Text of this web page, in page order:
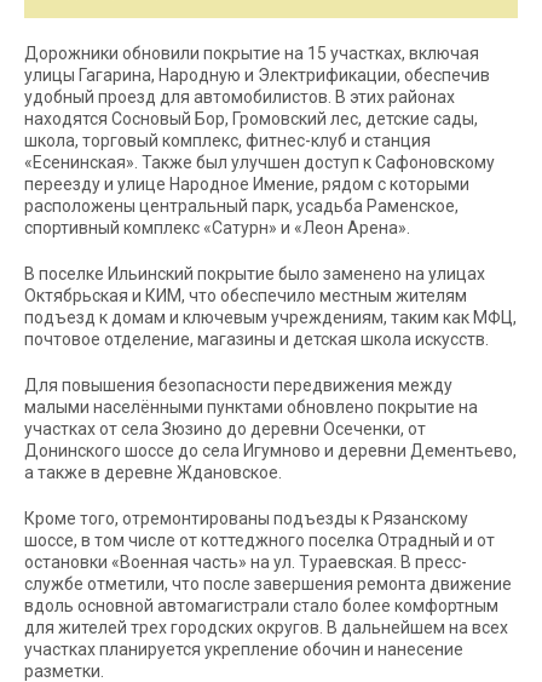
Дорожники обновили покрытие на 15 участках, включая
улицы Гагарина, Народную и Электрификации, обеспечив
удобный проезд для автомобилистов. В этих районах
находятся Сосновый Бор, Громовский лес, детские сады,
школа, торговый комплекс, фитнес-клуб и станция
«Есенинская». Также был улучшен доступ к Сафоновскому
переезду и улице Народное Имение, рядом с которыми
расположены центральный парк, усадьба Раменское,
спортивный комплекс «Сатурн» и «Леон Арена».
В поселке Ильинский покрытие было заменено на улицах
Октябрьская и КИМ, что обеспечило местным жителям
подъезд к домам и ключевым учреждениям, таким как МФЦ,
почтовое отделение, магазины и детская школа искусств.
Для повышения безопасности передвижения между
малыми населёнными пунктами обновлено покрытие на
участках от села Зюзино до деревни Осеченки, от
Донинского шоссе до села Игумново и деревни Дементьево,
а также в деревне Ждановское.
Кроме того, отремонтированы подъезды к Рязанскому
шоссе, в том числе от коттеджного поселка Отрадный и от
остановки «Военная часть» на ул. Тураевская. В пресс-
службе отметили, что после завершения ремонта движение
вдоль основной автомагистрали стало более комфортным
для жителей трех городских округов. В дальнейшем на всех
участках планируется укрепление обочин и нанесение
разметки.